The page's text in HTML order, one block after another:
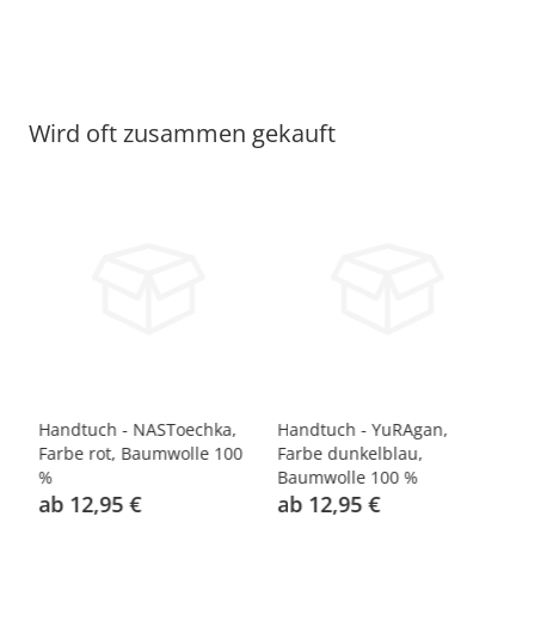
Wird oft zusammen gekauft
Handtuch - NASToechka,
Farbe rot, Baumwolle 100
%
ab 12,95 €
Handtuch - YuRAgan,
Farbe dunkelblau,
Baumwolle 100 %
ab 12,95 €